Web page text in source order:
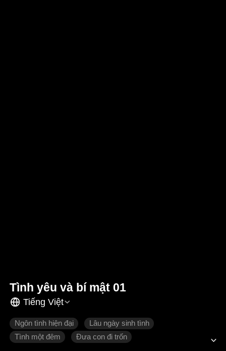
Tình yêu và bí mật 01
Tiếng Việt
Ngôn tình hiện đại
Lâu ngày sinh tình
Tình một đêm
Đưa con đi trốn